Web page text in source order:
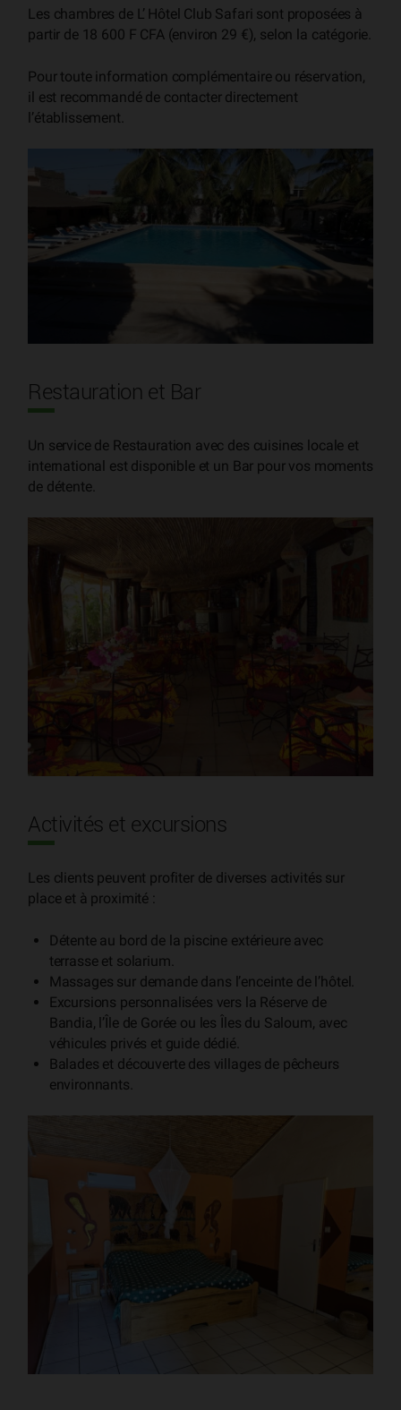
Les chambres de L’ Hôtel Club Safari sont proposées à
partir de 18 600 F CFA (environ 29 €), selon la catégorie.
Pour toute information complémentaire ou réservation,
il est recommandé de contacter directement
l’établissement.
Restauration et Bar
Un service de Restauration avec des cuisines locale et
international est disponible et un Bar pour vos moments
de détente.
Activités et excursions
Les clients peuvent profiter de diverses activités sur
place et à proximité :
Détente au bord de la piscine extérieure avec
terrasse et solarium.
Massages sur demande dans l’enceinte de l’hôtel.
Excursions personnalisées vers la Réserve de
Bandia, l’Île de Gorée ou les Îles du Saloum, avec
véhicules privés et guide dédié.
Balades et découverte des villages de pêcheurs
environnants.